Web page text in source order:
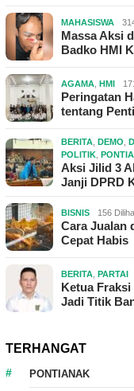
MAHASISWA
Massa Aksi
Badko HMI
AGAMA HMI
Peringatan
tentang
BERITA DEMO
POLITIK
Aksi Jilid 3
Janji DPRD
BISNIS 156
Cara Jualan
Cepat Habis
BERITA PARTAI
Ketua
Jadi Titik
TERHANGAT
PONTIANAK